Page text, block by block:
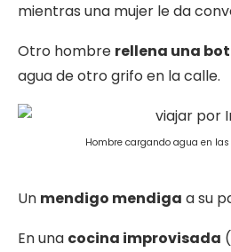
mientras una mujer le da
Otro hombre rellena una
agua de otro grifo en la calle.
Hombre cargando agua en
Un mendigo mendiga a su
En una cocina improvisada